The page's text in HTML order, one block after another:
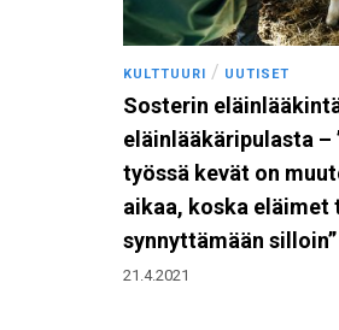
KULTTUURI / UUTISET
Sosterin
eläinlääkäripulasta –
työssä kevät on
aikaa, koska eläimet
synnyttämään silloin”
21.4.2021